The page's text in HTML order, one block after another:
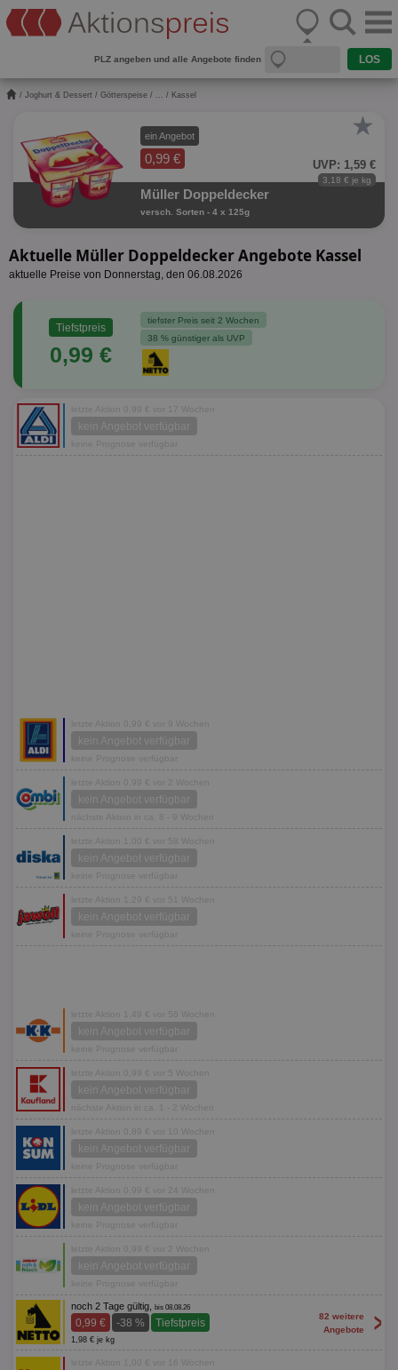
PLZ angeben und alle Angebote finden
/ Joghurt & Dessert / Götterspeise / ... / Kassel
ein Angebot
0,99 €
★
UVP: 1,59 €
3,18 € je kg
Müller Doppeldecker
versch. Sorten - 4 x 125g
Aktuelle Müller Doppeldecker Angebote Kassel
aktuelle Preise von Donnerstag, den 06.08.2026
Tiefstpreis
0,99 €
tiefster Preis seit 2 Wochen
38 % günstiger als UVP
letzte Aktion 0,99 € vor 17 Wochen
kein Angebot verfügbar
keine Prognose verfügbar
letzte Aktion 0,99 € vor 9 Wochen
kein Angebot verfügbar
keine Prognose verfügbar
letzte Aktion 0,99 € vor 2 Wochen
kein Angebot verfügbar
nächste Aktion in ca. 8 - 9 Wochen
letzte Aktion 1,00 € vor 58 Wochen
kein Angebot verfügbar
keine Prognose verfügbar
letzte Aktion 1,29 € vor 51 Wochen
kein Angebot verfügbar
keine Prognose verfügbar
letzte Aktion 1,49 € vor 56 Wochen
kein Angebot verfügbar
keine Prognose verfügbar
letzte Aktion 0,99 € vor 5 Wochen
kein Angebot verfügbar
nächste Aktion in ca. 1 - 2 Wochen
letzte Aktion 0,89 € vor 10 Wochen
kein Angebot verfügbar
keine Prognose verfügbar
letzte Aktion 0,99 € vor 24 Wochen
kein Angebot verfügbar
keine Prognose verfügbar
letzte Aktion 0,99 € vor 2 Wochen
kein Angebot verfügbar
keine Prognose verfügbar
noch 2 Tage gültig, bis 08.08.26
0,99 € -38 % Tiefstpreis
1,98 € je kg
82 weitere
Angebote
>
letzte Aktion 1,00 € vor 16 Wochen